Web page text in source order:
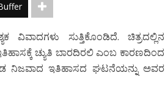
ವಿವಾದಗಳು ಸುತ್ತಿಕೊಂಡಿದೆ. ಚಿತ್ರದಲ್ಲಿನ
ಚ್ಯುತಿ ಬಾರದಿರಲಿ ಎಂಬ ಕಾರಣದಿಂದ
ನಿಜವಾದ ಇತಿಹಾಸದ ಘಟನೆಯನ್ನು ಅವರ